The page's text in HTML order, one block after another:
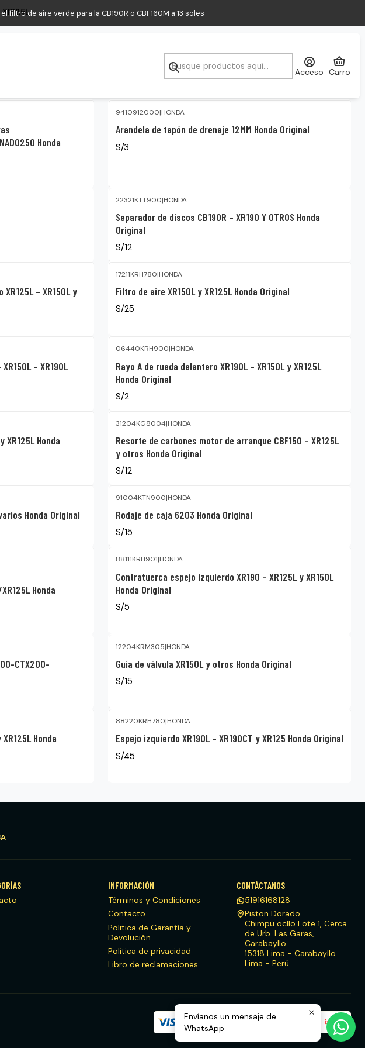
Acceso Carro
de aire verde para la CB190R o CBF160M a 13 soles
XR125L
Filtros
Honda
9410912000|HONDA
Arandela de tapón de drenaje 12MM Honda Original
S/3
22321KTT900|HONDA
Separador de discos CB190R – XR190 Y OTROS Honda
Original
S/12
– XR150L y
17211KRH780|HONDA
Filtro de aire XR150L y XR125L Honda Original
S/25
– XR190L
06440KRH900|HONDA
Rayo A de rueda delantero XR190L – XR150L y XR125L
Honda Original
S/2
Honda
31204KG8004|HONDA
Resorte de carbones motor de arranque CBF150 – XR125L
y otros Honda Original
S/12
Honda Original
91004KTN900|HONDA
Rodaje de caja 6203 Honda Original
S/15
Honda
88111KRH901|HONDA
Contratuerca espejo izquierdo XR190 – XR125L y XR150L
Honda Original
S/5
CTX200-
12204KRM305|HONDA
Guía de válvula XR150L y otros Honda Original
S/15
Honda
88220KRH780|HONDA
Espejo izquierdo XR190L – XR190CT y XR125 Honda Original
S/45
INFORMACIÓN
Términos y Condiciones
Contacto
Politica de Garantía y
Devolución
Política de privacidad
Libro de reclamaciones
CONTÁCTANOS
51916168128
Piston Dorado
Chimpu ocllo Lote 1, Cerca
de Urb. Las Garas,
Carabayllo
15318 Lima - Carabayllo
Lima - Perú
Envíanos un mensaje de
WhatsApp